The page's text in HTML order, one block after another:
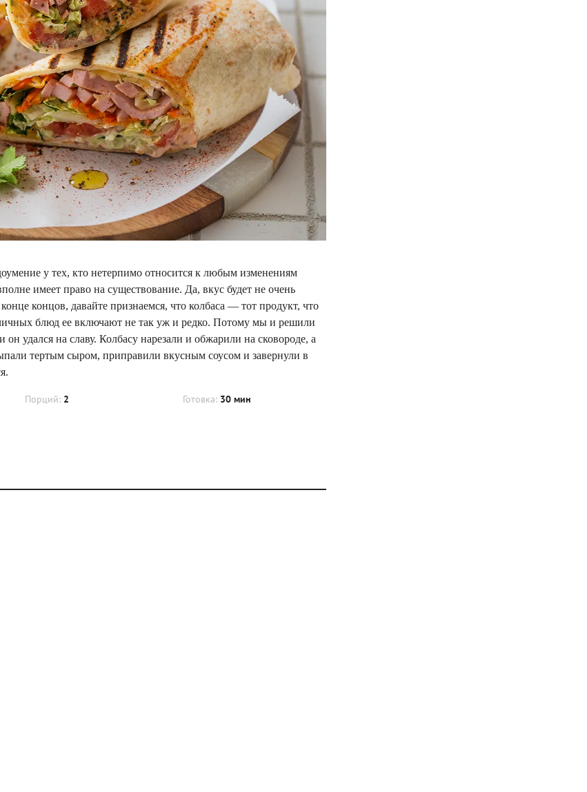
у тех, кто нетерпимо относится к любым изменениям
имеет право на существование. Да, вкус будет не очень
концов, давайте признаемся, что колбаса — тот продукт, что
блюд ее включают не так уж и редко. Потому мы и решили
на славу. Колбасу нарезали и обжарили на сковороде, а
тертым сыром, приправили вкусным соусом и завернули в
Порций: 2 Готовка: 30 мин